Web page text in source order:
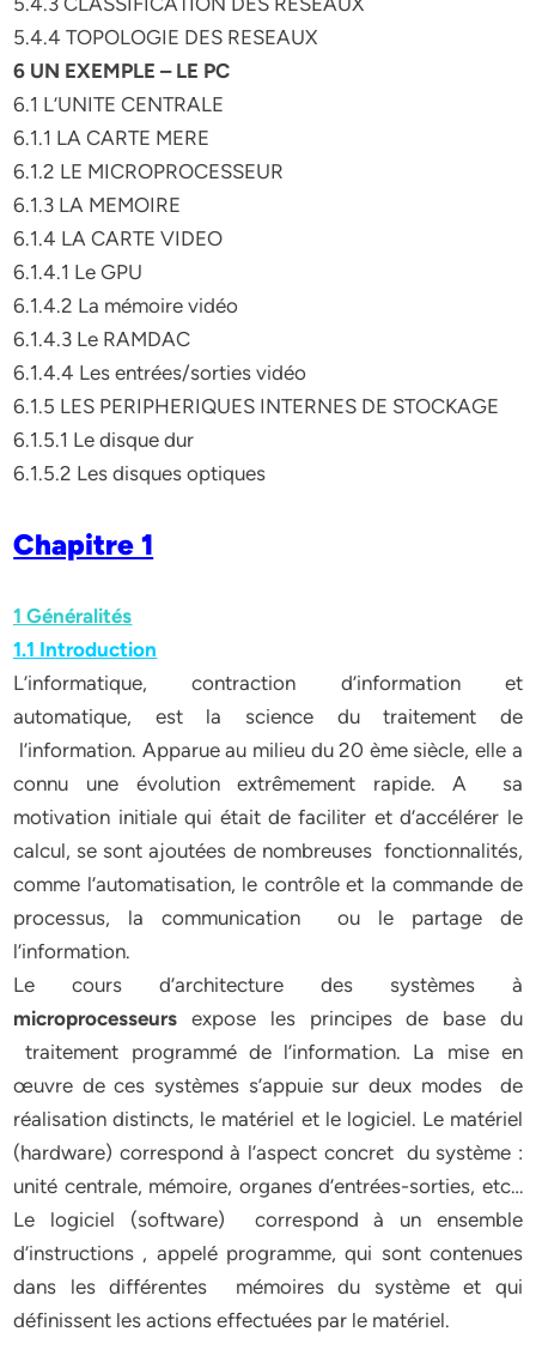
5.4.4 TOPOLOGIE DES RESEAUX
6 UN EXEMPLE – LE PC
6.1 L’UNITE CENTRALE
6.1.1 LA CARTE MERE
6.1.2 LE MICROPROCESSEUR
6.1.3 LA MEMOIRE
6.1.4 LA CARTE VIDEO
6.1.4.1 Le GPU
6.1.4.2 La mémoire vidéo
6.1.4.3 Le RAMDAC
6.1.4.4 Les entrées/sorties vidéo
6.1.5 LES PERIPHERIQUES INTERNES DE STOCKAGE
6.1.5.1 Le disque dur
6.1.5.2 Les disques optiques
Chapitre 1
1 Généralités
1.1 Introduction
L’informatique, contraction d’information et
automatique, est la science du traitement de
l’information. Apparue au milieu du 20 ème siècle, elle a
connu une évolution extrêmement rapide. A sa
motivation initiale qui était de faciliter et d’accélérer le
calcul, se sont ajoutées de nombreuses fonctionnalités,
comme l’automatisation, le contrôle et la commande de
processus, la communication ou le partage de
l’information.
Le cours d’architecture des systèmes à
microprocesseurs expose les principes de base du
traitement programmé de l’information. La mise en
œuvre de ces systèmes s’appuie sur deux modes de
réalisation distincts, le matériel et le logiciel. Le matériel
(hardware) correspond à l’aspect concret du système :
unité centrale, mémoire, organes d’entrées-sorties, etc…
Le logiciel (software) correspond à un ensemble
d’instructions , appelé programme, qui sont contenues
dans les différentes mémoires du système et qui
définissent les actions effectuées par le matériel.